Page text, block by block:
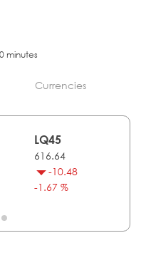
minutes
Currencies
LQ45
616.64
-10.48
-1.67 %